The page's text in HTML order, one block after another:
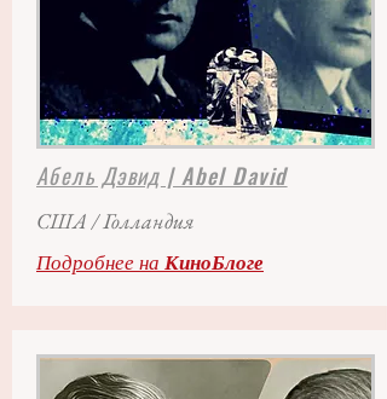
Абель Дэвид | Abel David
США / Голландия
Подробнее на КиноБлоге